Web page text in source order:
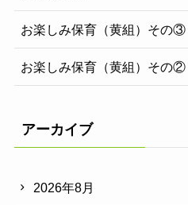
お楽しみ保育（黄組）その③
お楽しみ保育（黄組）その②
アーカイブ
2026年8月